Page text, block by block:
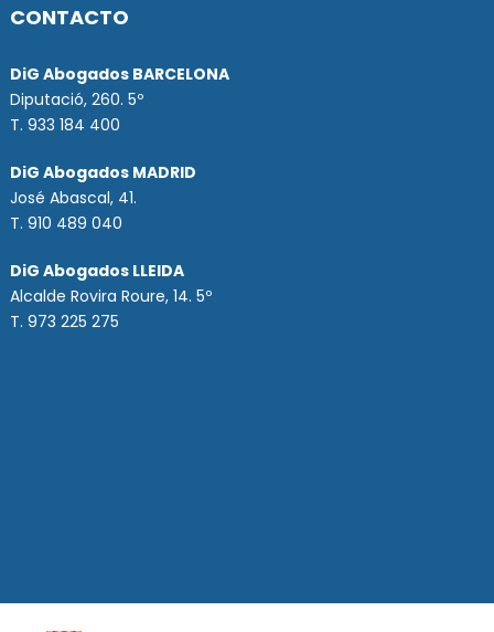
CONTACTO
DiG Abogados BARCELONA
Diputació, 260. 5º
T. 933 184 400
DiG Abogados MADRID
José Abascal, 41.
T.910 489 040
DiG Abogados LLEIDA
Alcalde Rovira Roure, 14. 5º
T. 973 225 275